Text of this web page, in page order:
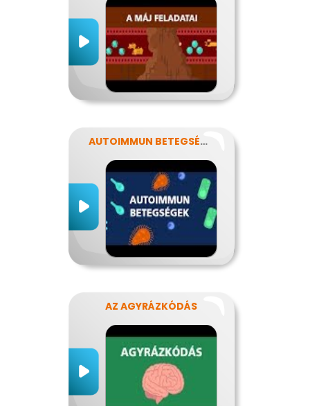
AUTOIMMUN BETEGSÉGEK
AZ AGYRÁZKÓDÁS